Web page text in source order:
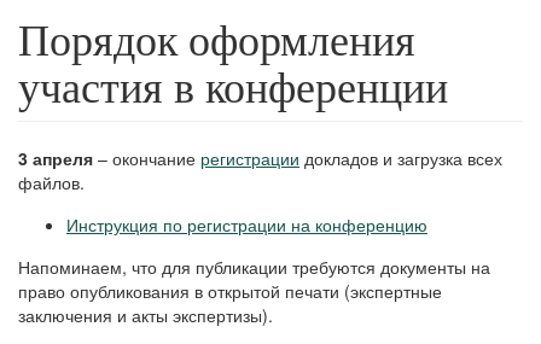
Порядок оформления
участия в конференции
3 апреля – окончание регистрации докладов и загрузка всех
файлов.
Инструкция по регистрации на конференцию
Напоминаем, что для публикации требуются документы на
право опубликования в открытой печати (экспертные
заключения и акты экспертизы).